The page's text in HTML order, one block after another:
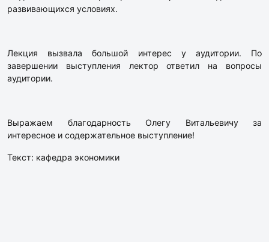
развивающихся условиях.
Лекция вызвала большой интерес у аудитории. По
завершении выступления лектор ответил на вопросы
аудитории.
Выражаем благодарность Олегу Витальевичу за
интересное и содержательное выступление!
Текст: кафедра экономики